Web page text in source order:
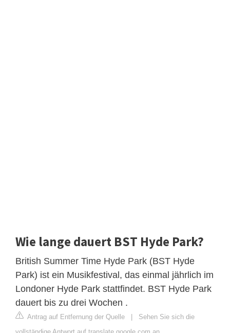
Wie lange dauert BST Hyde Park?
British Summer Time Hyde Park (BST Hyde
Park) ist ein Musikfestival, das einmal jährlich im
Londoner Hyde Park stattfindet. BST Hyde Park
dauert bis zu drei Wochen .
Antrag auf Entfernung der Quelle | Sehen Sie sich die